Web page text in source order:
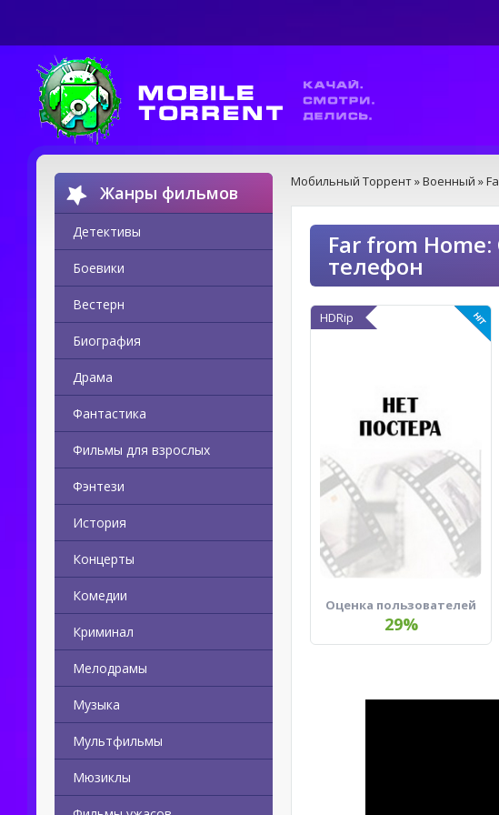
Жанры фильмов
Детективы
Боевики
Вестерн
Биография
Драма
Фантастика
Фильмы для взрослых
Фэнтези
История
Концерты
Комедии
Криминал
Мелодрамы
Музыка
Мультфильмы
Мюзиклы
Мобильный Торрент»Военный »
Far from
телефон
HDRip
Оценка пользователей
29%